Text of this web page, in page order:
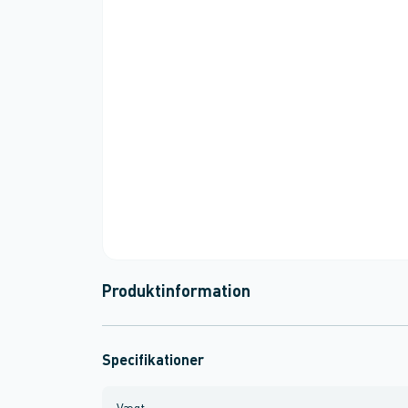
Produktinformation
Specifikationer